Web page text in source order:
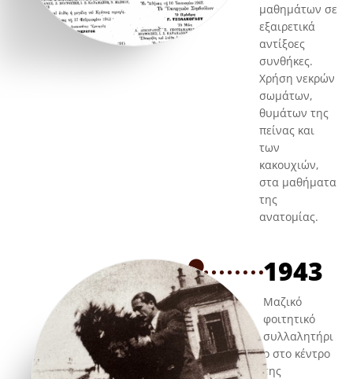
μαθημάτων σε
εξαιρετικά
αντίξοες
συνθήκες.
Χρήση νεκρών
σωμάτων,
θυμάτων της
πείνας και
των
κακουχιών,
στα μαθήματα
της
ανατομίας.
1943
Μαζικό
φοιτητικό
συλλαλητήρι
ο στο κέντρο
της